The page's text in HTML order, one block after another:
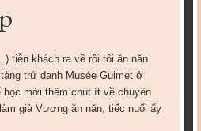
tiễn khách ra về rồi tôi ăn năn
trứ danh Musée Guimet ở
mới thêm chút ít về chuyên
già Vương ăn năn, tiếc nuối ấy